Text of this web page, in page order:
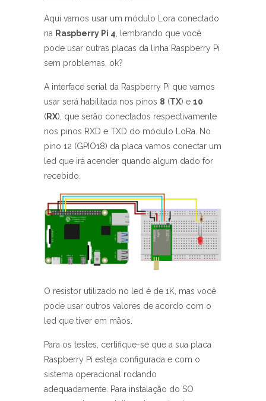
Aqui vamos usar um módulo Lora conectado
na Raspberry Pi 4 , lembrando que você
pode usar outras placas da linha Raspberry Pi
sem problemas, ok?
A interface serial da Raspberry Pi que vamos
usar será habilitada nos pinos 8 (TX) e 10
(RX), que serão conectados respectivamente
nos pinos RXD e TXD do módulo LoRa. No
pino 12 (GPIO18) da placa vamos conectar um
led que irá acender quando algum dado for
recebido.
O resistor utilizado no led é de 1K, mas você
pode usar outros valores de acordo com o
led que tiver em mãos.
Para os testes, certifique-se que a sua placa
Raspberry Pi esteja configurada e com o
sistema operacional rodando
adequadamente. Para instalação do SO